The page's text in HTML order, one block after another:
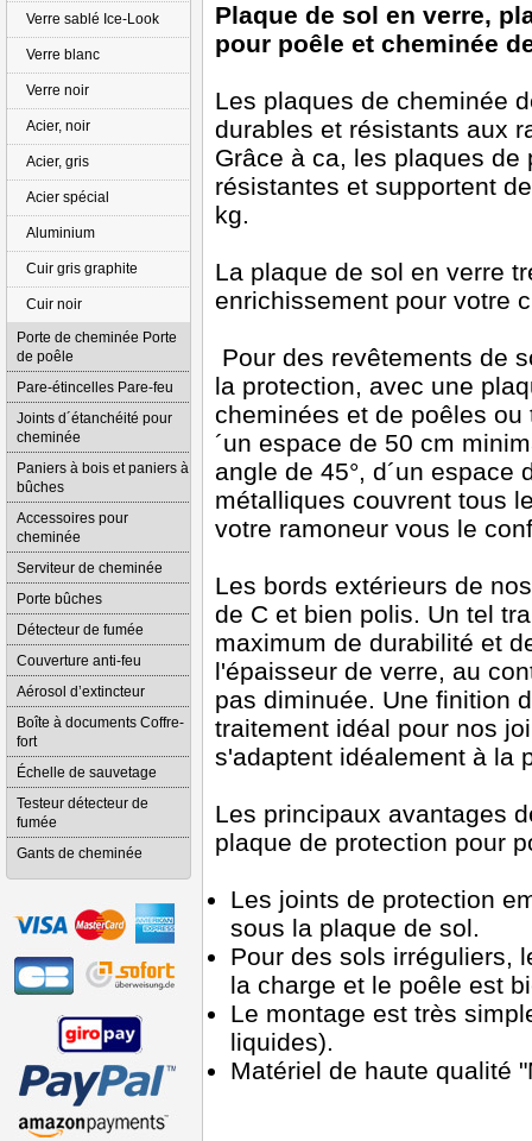
Plaque de sol en verre,
pour poêle et cheminée
Les plaques de cheminée
durables et résistants aux
Grâce à ca, les plaques
résistantes et supportent
kg.
La plaque de sol en verre
enrichissement pour votre
Pour des revêtements de
la protection, avec une
cheminées et de poêles
´un espace de 50 cm
angle de 45°, d´un
métalliques couvrent tous
votre ramoneur vous le
Les bords extérieurs de
de C et bien polis. Un tel
maximum de durabilité et
l'épaisseur de verre, au
pas diminuée. Une finition
traitement idéal pour nos
s'adaptent idéalement à la
Les principaux avantages
plaque de protection pour
Les joints de protection
sous la plaque de sol.
Pour des sols irréguliers,
la charge et le poêle est
Le montage est très
liquides).
Matériel de haute qualité
Verre sablé Ice-Look
Verre blanc
Verre noir
Acier, noir
Acier, gris
Acier spécial
Aluminium
Cuir gris graphite
Cuir noir
Porte de cheminée Porte
de poêle
Pare-étincelles Pare-feu
Joints d´étanchéité pour
cheminée
Paniers à bois et paniers à
bûches
Accessoires pour
cheminée
Serviteur de cheminée
Porte bûches
Détecteur de fumée
Couverture anti-feu
Aérosol d’extincteur
Boîte à documents Coffre-
fort
Échelle de sauvetage
Testeur détecteur de
fumée
Gants de cheminée